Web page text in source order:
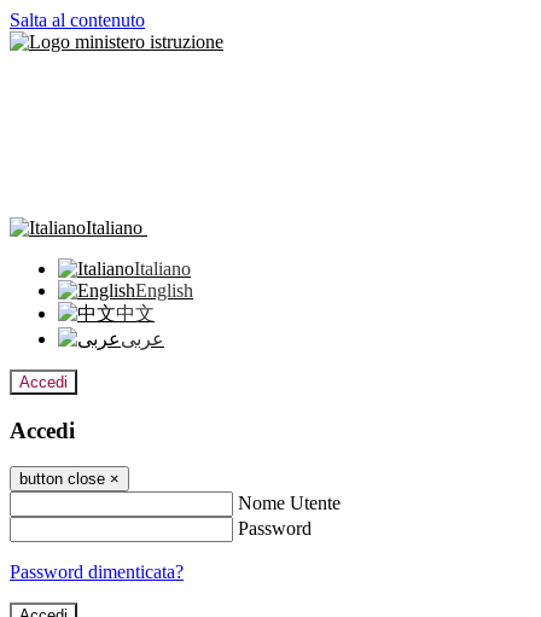
Salta al contenuto
Italiano
Italiano
English
中文
عربى
Accedi
Accedi
button close ×
Nome Utente
Password
Password dimenticata?